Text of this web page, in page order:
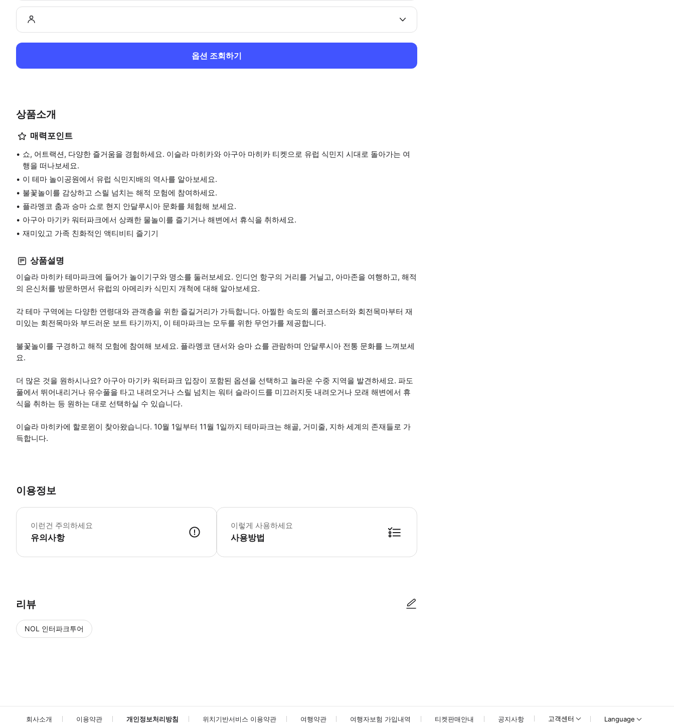
옵션 조회하기
상품소개
매력포인트
쇼, 어트랙션, 다양한 즐거움을 경험하세요. 이슬라 마히카와 아구아 마히카 티켓으로 유럽 식민지 시대로 돌아가는 여
행을 떠나보세요.
이 테마 놀이공원에서 유럽 식민지배의 역사를 알아보세요.
불꽃놀이를 감상하고 스릴 넘치는 해적 모험에 참여하세요.
플라멩코 춤과 승마 쇼로 현지 안달루시아 문화를 체험해 보세요.
아구아 마기카 워터파크에서 상쾌한 물놀이를 즐기거나 해변에서 휴식을 취하세요.
재미있고 가족 친화적인 액티비티 즐기기
상품설명
이슬라 마히카 테마파크에 들어가 놀이기구와 명소를 둘러보세요. 인디언 항구의 거리를 거닐고, 아마존을 여행하고, 해적
의 은신처를 방문하면서 유럽의 아메리카 식민지 개척에 대해 알아보세요.
각 테마 구역에는 다양한 연령대와 관객층을 위한 즐길거리가 가득합니다. 아찔한 속도의 롤러코스터와 회전목마부터 재
미있는 회전목마와 부드러운 보트 타기까지, 이 테마파크는 모두를 위한 무언가를 제공합니다.
불꽃놀이를 구경하고 해적 모험에 참여해 보세요. 플라멩코 댄서와 승마 쇼를 관람하며 안달루시아 전통 문화를 느껴보세
요.
더 많은 것을 원하시나요? 아구아 마기카 워터파크 입장이 포함된 옵션을 선택하고 놀라운 수중 지역을 발견하세요. 파도
풀에서 뛰어내리거나 유수풀을 타고 내려오거나 스릴 넘치는 워터 슬라이드를 미끄러지듯 내려오거나 모래 해변에서 휴
식을 취하는 등 원하는 대로 선택하실 수 있습니다.
이슬라 마히카에 할로윈이 찾아왔습니다. 10월 1일부터 11월 1일까지 테마파크는 해골, 거미줄, 지하 세계의 존재들로 가
득합니다.
이용정보
이런건 주의하세요
유의사항
- 제한된 수량으로 인해 방문 당일 현장에서 아구아 마히카 입장권을 구매하지 못할 수도 있습니다. 따라서 아구아 마히카 입장권을 미리 예약하실 것을 강력
이렇게 사용하세요
사용방법
리뷰
NOL 인터파크투어
회사소개 이용약관 개인정보처리방침 위치기반서비스 이용약관 여행약관 여행자보험 가입내역 티켓판매안내 공지사항 고객센터 Language